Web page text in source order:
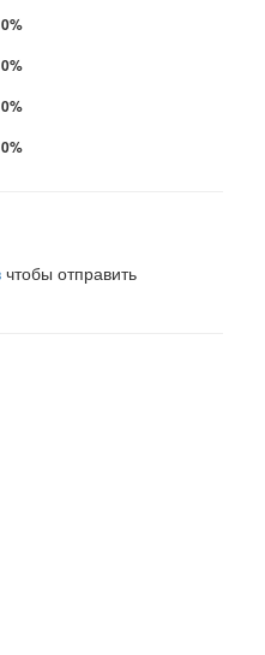
0%
0%
0%
0%
чтобы отправить